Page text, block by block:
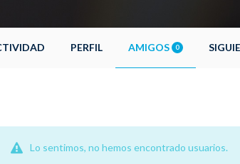
PERFIL AMIGOS 0
Lo sentimos, no hemos encontrado usuarios.